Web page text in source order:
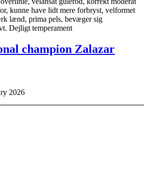
kunne have lidt mere forbryst, velformet
lænd, prima pels, bevæger sig
Dejligt temperament
champion Zalazar
2026